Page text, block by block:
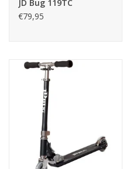
JD Bug 119TC
€79,95